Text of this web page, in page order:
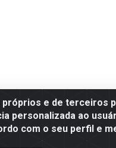
e de terceiros
personalizada ao
com o seu perfil e